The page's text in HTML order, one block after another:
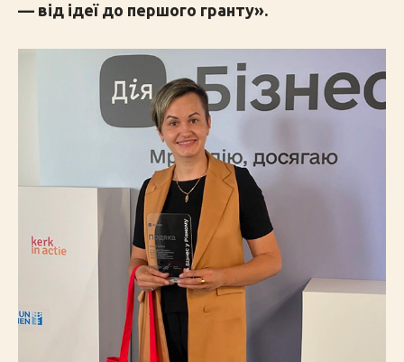
— від ідеї до першого гранту».